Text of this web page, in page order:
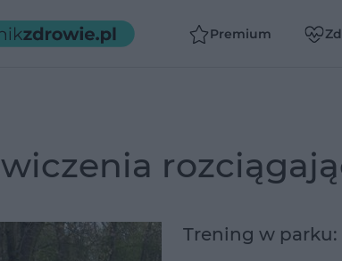
Premium
ćwiczenia
Trening w